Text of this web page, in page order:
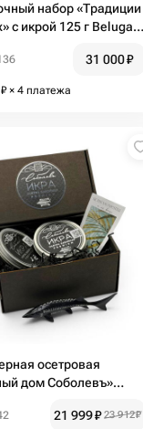
набор «Традиции
с икрой 125 г Beluga
31 000₽
₽ × 4 платежа
осетровая
дом Соболевъ»
21 999₽ 23 912₽